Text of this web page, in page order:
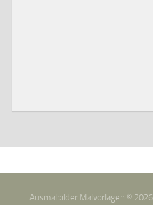
Ausmalbilder Malvorlagen ©